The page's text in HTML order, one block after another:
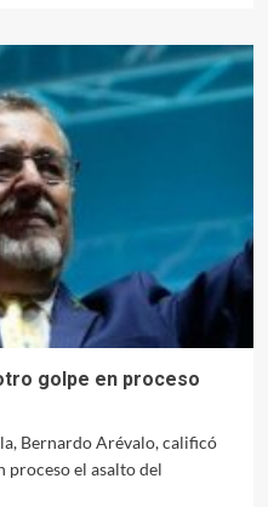
golpe en proceso
Bernardo Arévalo, calificó
proceso el asalto del